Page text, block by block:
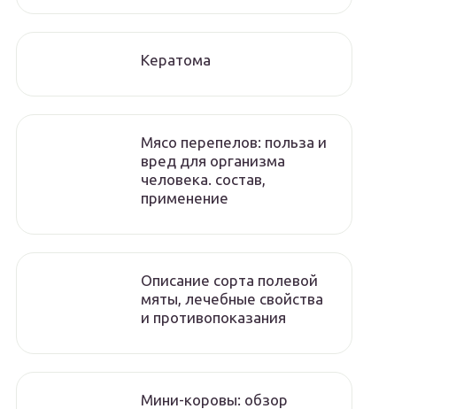
Кератома
Мясо перепелов: польза и
вред для организма
человека. состав,
применение
Описание сорта полевой
мяты, лечебные свойства
и противопоказания
Мини-коровы: обзор